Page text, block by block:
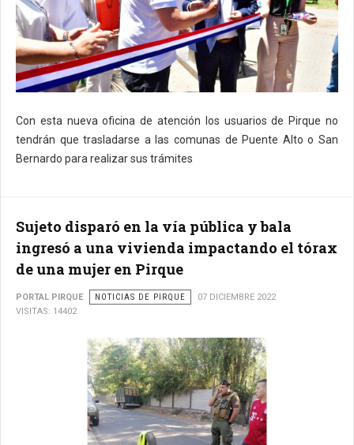
Con esta nueva oficina de atención los usuarios de Pirque no
tendrán que trasladarse a las comunas de Puente Alto o San
Bernardo para realizar sus trámites
Sujeto disparó en la vía pública y bala
ingresó a una vivienda impactando el tórax
de una mujer en Pirque
PORTAL PIRQUE NOTICIAS DE PIRQUE
07 DICIEMBRE 2022
VISITAS: 14402